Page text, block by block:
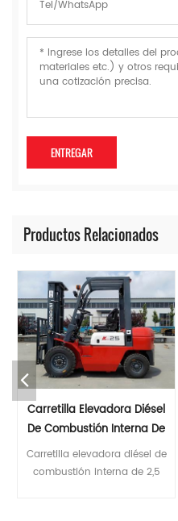
Productos Relacionados
Carretilla Elevadora Diésel
De Combustión Interna De
2,5 Toneladas Con 6
Metros De Altura De
Carretilla elevadora diésel de
combustión interna de 2,5